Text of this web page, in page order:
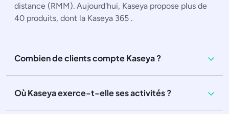
distance (RMM). Aujourd'hui, Kaseya propose plus de
40 produits, dont la Kaseya 365 .
Combien de clients compte Kaseya ?
Où Kaseya exerce-t-elle ses activités ?